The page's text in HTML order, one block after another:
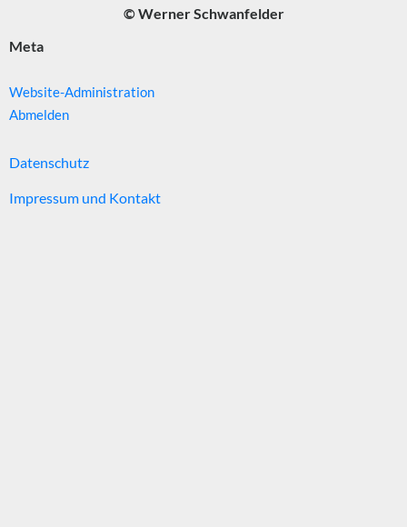
© Werner Schwanfelder
Meta
Website-Administration
Abmelden
Datenschutz
Impressum und Kontakt